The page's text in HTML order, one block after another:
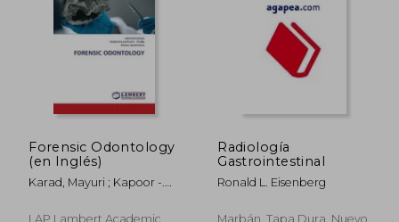
Forensic Odontology
(en Inglés)
Karad, Mayuri ; Kapoor -.
Bhargava, Rahul
LAP Lambert Academic
Radiología
Gastrointestinal
Ronald L. Eisenberg
Marbán, Tapa Dura, Nuevo